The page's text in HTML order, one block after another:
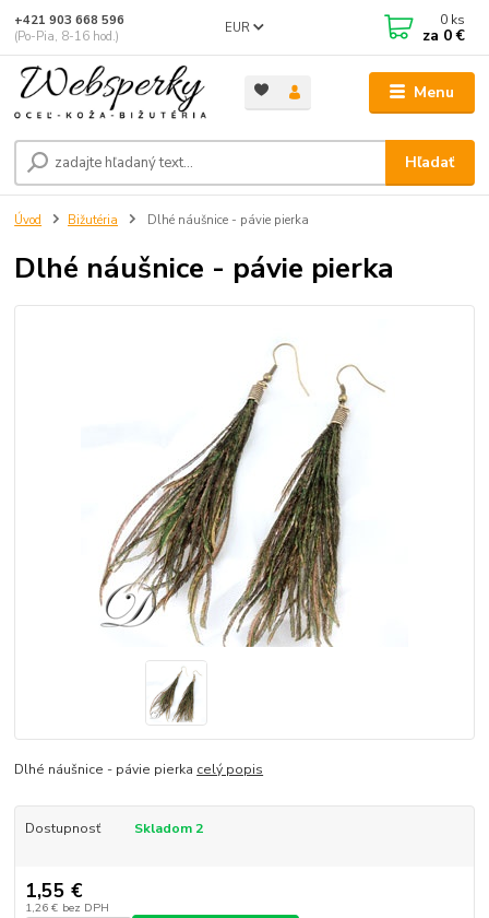
Menu
EUR
Hľadať
+421 903 668 596
(Po-Pia, 8-16 hod.)
0 ks
za 0 €
Úvod Bižutéria Dlhé náušnice - pávie pierka
Dlhé náušnice - pávie pierka
Dlhé náušnice - pávie pierka celý popis
Dostupnosť Skladom 2
1,55 €
1,26 € bez DPH